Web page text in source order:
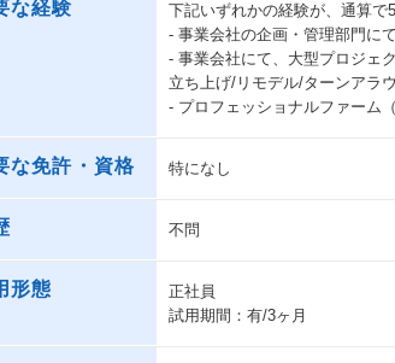
な経験
下記いずれかの経験が、通算で
- 事業会社の企画・管理部門に
- 事業会社にて、大型プロジェ
立ち上げ/リモデル/ターンアラ
- プロフェッショナルファーム
な免許・資格 特になし
不問
形態
正社員
試用期間：有/3ヶ月